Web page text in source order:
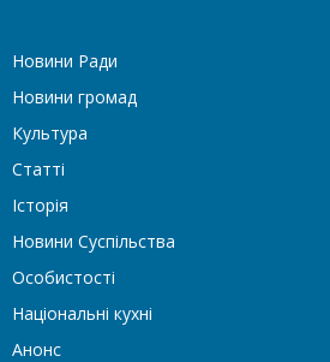
Новини Ради
Новини громад
Культура
Статті
Історія
Новини Суспільства
Особистості
Національні кухні
Анонс